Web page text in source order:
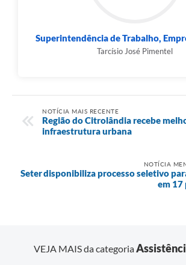
Superintendência de Trabalho,
Tarcísio José Pimentel
NOTÍCIA MAIS RECENTE
Região do Citrolândia recebe
infraestrutura urbana
NOTÍCIA
Seter disponibiliza processo seletivo
em 17
VEJA MAIS da categoria